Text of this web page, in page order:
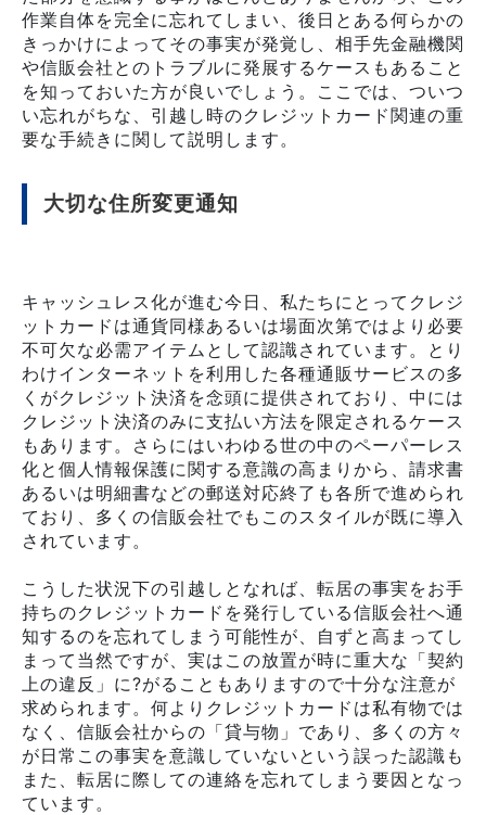
作業自体を完全に忘れてしまい、後日とある何らかの
きっかけによってその事実が発覚し、相手先金融機関
や信販会社とのトラブルに発展するケースもあること
を知っておいた方が良いでしょう。ここでは、ついつ
い忘れがちな、引越し時のクレジットカード関連の重
要な手続きに関して説明します。
大切な住所変更通知
キャッシュレス化が進む今日、私たちにとってクレジ
ットカードは通貨同様あるいは場面次第ではより必要
不可欠な必需アイテムとして認識されています。とり
わけインターネットを利用した各種通販サービスの多
くがクレジット決済を念頭に提供されており、中には
クレジット決済のみに支払い方法を限定されるケース
もあります。さらにはいわゆる世の中のペーパーレス
化と個人情報保護に関する意識の高まりから、請求書
あるいは明細書などの郵送対応終了も各所で進められ
ており、多くの信販会社でもこのスタイルが既に導入
されています。
こうした状況下の引越しとなれば、転居の事実をお手
持ちのクレジットカードを発行している信販会社へ通
知するのを忘れてしまう可能性が、自ずと高まってし
まって当然ですが、実はこの放置が時に重大な「契約
上の違反」に?がることもありますので十分な注意が
求められます。何よりクレジットカードは私有物では
なく、信販会社からの「貸与物」であり、多くの方々
が日常この事実を意識していないという誤った認識も
また、転居に際しての連絡を忘れてしまう要因となっ
ています。